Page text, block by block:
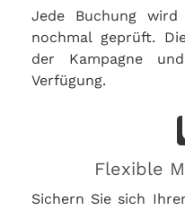
Jede Buchung
nochmal geprüft.
der Kampagne
Verfügung.
Flexible
Sichern Sie sich